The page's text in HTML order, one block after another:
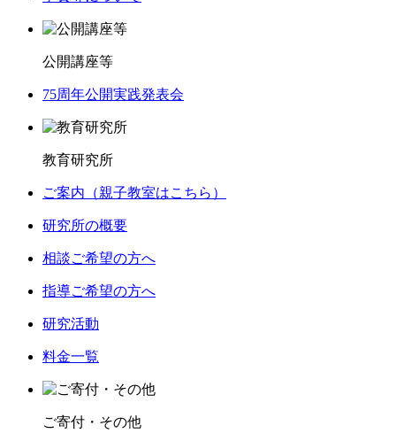
公開講座等
75周年公開実践発表会
教育研究所
ご案内（親子教室はこちら）
研究所の概要
相談ご希望の方へ
指導ご希望の方へ
研究活動
料金一覧
ご寄付・その他